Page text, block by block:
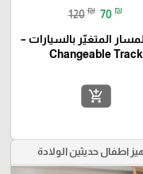
120 ₪ 70 ₪
المتغيّر بالسيارات –
Changeable Track
add_shopping_cart
اطفال حديثين الولادة